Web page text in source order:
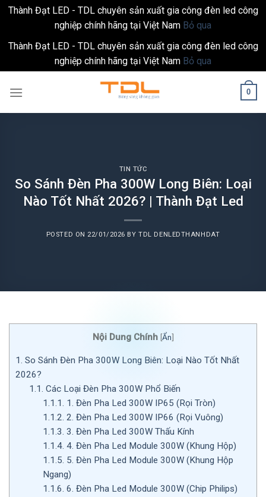
Thành Đạt LED - TDL chuyên sản xuất gia công đèn led công
nghiệp chính hãng tại Việt Nam Bỏ qua
Thành Đạt LED - TDL chuyên sản xuất gia công đèn led công
nghiệp chính hãng tại Việt Nam Bỏ qua
0
TIN TỨC
So Sánh Đèn Pha 300W Long Biên: Loại
Nào Tốt Nhất 2026? | Thành Đạt Led
POSTED ON 22/01/2026 BYTDL DENLEDTHANHDAT
Nội Dung Chính [Ẩn]
1. So Sánh Đèn Pha 300W Long Biên: Loại Nào Tốt Nhất
2026?
1.1. Các Loại Đèn Pha 300W Phổ Biến
1.1.1. 1. Đèn Pha Led 300W IP65 (Rọi Tròn)
1.1.2. 2. Đèn Pha Led 300W IP66 (Rọi Vuông)
1.1.3. 3. Đèn Pha Led 300W Thấu Kính
1.1.4. 4. Đèn Pha Led Module 300W (Khung Hộp)
1.1.5. 5. Đèn Pha Led Module 300W (Khung Hộp
Ngang)
1.1.6. 6. Đèn Pha Led Module 300W (Chip Philips)